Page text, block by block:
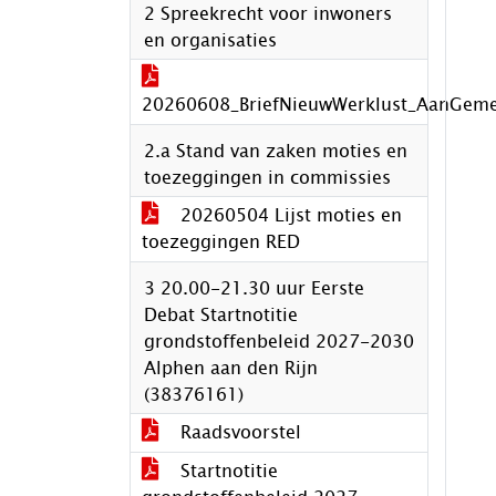
2 Spreekrecht voor inwoners
en organisaties
2.a Stand van zaken moties en
toezeggingen in commissies
20260504 Lijst moties en
toezeggingen RED
3 20.00-21.30 uur Eerste
Debat Startnotitie
grondstoffenbeleid 2027-2030
Alphen aan den Rijn
(38376161)
Raadsvoorstel
Startnotitie